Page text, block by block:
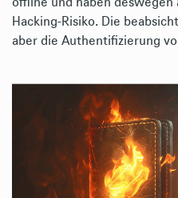
Hacking-Risiko. Die
aber die Authentifizierung